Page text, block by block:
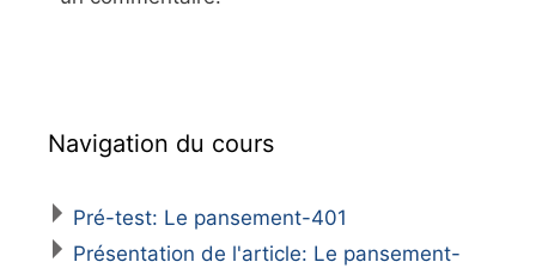
Navigation du cours
Pré-test: Le pansement-401
Présentation de l'article: Le pansement-